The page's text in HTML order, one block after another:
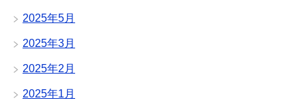
2025年5月
2025年3月
2025年2月
2025年1月